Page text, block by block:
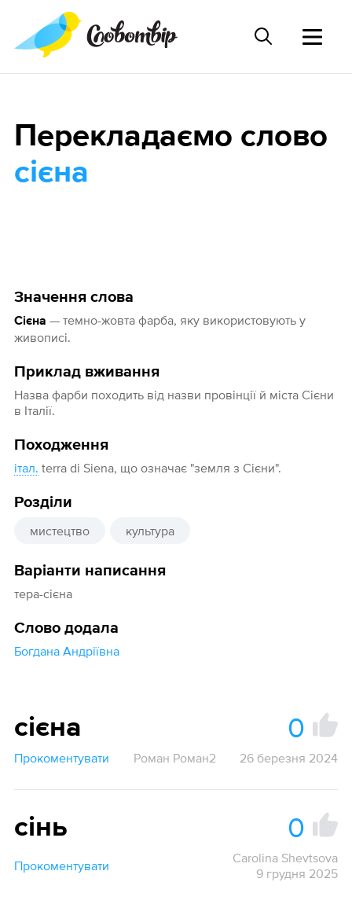
Значення слова
Сієна — темно-жовта фарба, яку використовують у
живописі.
Приклад вживання
Назва фарби походить від назви провінції й міста Сієни
в Італії.
Походження
італ. terra di Siena, що означає "земля з Сієни".
Розділи
мистецтво культура
Варіанти написання
тера-сієна
Слово додала
Богдана Андріївна
Перекладаємо слово
сієна
сієна 0
Прокоментувати Роман Роман2 26 березня 2024
сінь 0
Прокоментувати
Carolina Shevtsova
9 грудня 2025